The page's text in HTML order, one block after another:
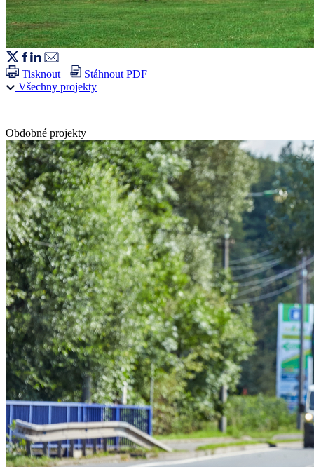
Tisknout
Stáhnout PDF
Všechny projekty
Obdobné projekty